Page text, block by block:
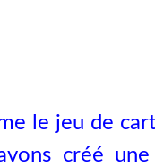
le jeu de
créé